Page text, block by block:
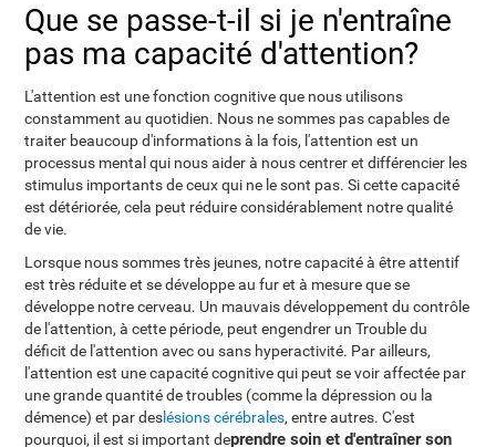
Que se passe-t-il si je n'entraîne
pas ma capacité d'attention?
L'attention est une fonction cognitive que nous utilisons
constamment au quotidien. Nous ne sommes pas capables de
traiter beaucoup d'informations à la fois, l'attention est un
processus mental qui nous aider à nous centrer et différencier les
stimulus importants de ceux qui ne le sont pas. Si cette capacité
est détériorée, cela peut réduire considérablement notre qualité
de vie.
Lorsque nous sommes très jeunes, notre capacité à être attentif
est très réduite et se développe au fur et à mesure que se
développe notre cerveau. Un mauvais développement du contrôle
de l'attention, à cette période, peut engendrer un Trouble du
déficit de l'attention avec ou sans hyperactivité. Par ailleurs,
l'attention est une capacité cognitive qui peut se voir affectée par
une grande quantité de troubles (comme la dépression ou la
démence) et par deslésions cérébrales, entre autres. C'est
pourquoi, il est si important deprendre soin et d'entraîner son